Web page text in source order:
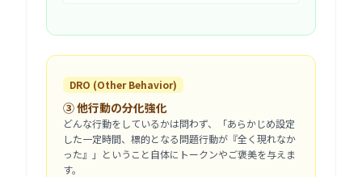
DRO (Other Behavior)
③ 他行動の分化強化
どんな行動をしているかは問わず、「あらかじめ設定
した一定時間、標的となる問題行動が『全く現れなか
った』」ということ自体にトークンやご褒美を与えま
す。